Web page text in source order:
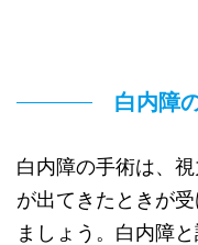
白内障
白内障の手術は、
が出てきたときが
ましょう。白内障